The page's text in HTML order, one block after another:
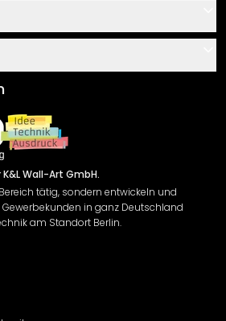
CE-Zeichen
Wall-Art GmbH.
tätig, sondern entwickeln und
in ganz Deutschland
am Standort Berlin.